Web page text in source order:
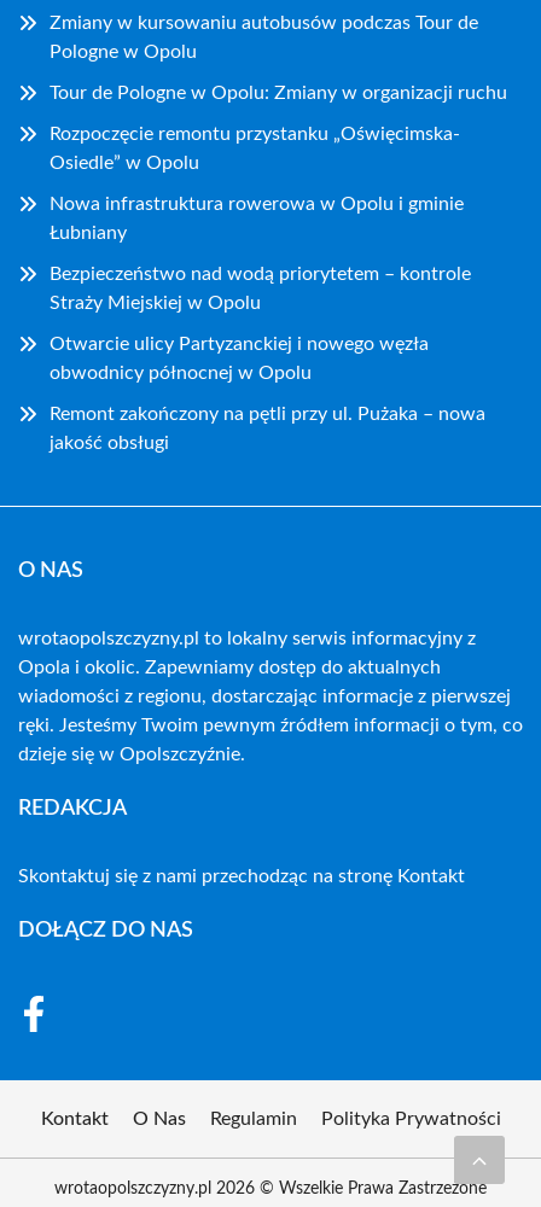
Zmiany w kursowaniu autobusów podczas Tour de
Pologne w Opolu
Tour de Pologne w Opolu: Zmiany w organizacji ruchu
Rozpoczęcie remontu przystanku „Oświęcimska-
Osiedle” w Opolu
Nowa infrastruktura rowerowa w Opolu i gminie
Łubniany
Bezpieczeństwo nad wodą priorytetem – kontrole
Straży Miejskiej w Opolu
Otwarcie ulicy Partyzanckiej i nowego węzła
obwodnicy północnej w Opolu
Remont zakończony na pętli przy ul. Pużaka – nowa
jakość obsługi
O NAS
wrotaopolszczyzny.pl to lokalny serwis informacyjny z
Opola i okolic. Zapewniamy dostęp do aktualnych
wiadomości z regionu, dostarczając informacje z pierwszej
ręki. Jesteśmy Twoim pewnym źródłem informacji o tym, co
dzieje się w Opolszczyźnie.
REDAKCJA
Skontaktuj się z nami przechodząc na stronę Kontakt
DOŁĄCZ DO NAS
Kontakt O Nas Regulamin Polityka Prywatności
wrotaopolszczyzny.pl 2026 © Wszelkie Prawa Zastrzeżone